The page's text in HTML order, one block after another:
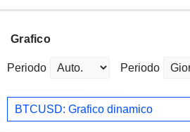
Grafico
Periodo Periodo
BTCUSD: Grafico dinamico